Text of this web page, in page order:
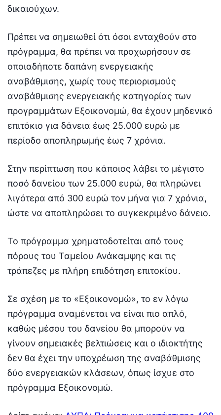
δικαιούχων.
Πρέπει να σημειωθεί ότι όσοι ενταχθούν στο
πρόγραμμα, θα πρέπει να προχωρήσουν σε
οποιαδήποτε δαπάνη ενεργειακής
αναβάθμισης, χωρίς τους περιορισμούς
αναβάθμισης ενεργειακής κατηγορίας των
προγραμμάτων Εξοικονομώ, θα έχουν μηδενικό
επιτόκιο για δάνεια έως 25.000 ευρώ με
περίοδο αποπληρωμής έως 7 χρόνια.
Στην περίπτωση που κάποιος λάβει το μέγιστο
ποσό δανείου των 25.000 ευρώ, θα πληρώνει
λιγότερα από 300 ευρώ τον μήνα για 7 χρόνια,
ώστε να αποπληρώσει το συγκεκριμένο δάνειο.
Το πρόγραμμα χρηματοδοτείται από τους
πόρους του Ταμείου Ανάκαμψης και τις
τράπεζες με πλήρη επιδότηση επιτοκίου.
Σε σχέση με το «Εξοικονομώ», το εν λόγω
πρόγραμμα αναμένεται να είναι πιο απλό,
καθώς μέσου του δανείου θα μπορούν να
γίνουν σημειακές βελτιώσεις και ο ιδιοκτήτης
δεν θα έχει την υποχρέωση της αναβάθμισης
δύο ενεργειακών κλάσεων, όπως ίσχυε στο
πρόγραμμα Εξοικονομώ.